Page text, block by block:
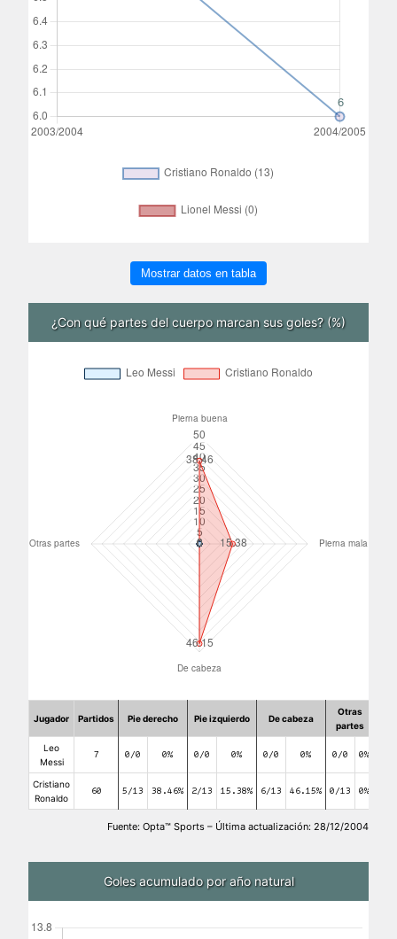
Mostrar datos en tabla
¿Con qué partes del cuerpo marcan sus goles? (%)
Jugador Partidos Pie derecho Pie izquierdo De cabeza
Otras
partes
Leo
Messi
7 0/0 0% 0/0 0% 0/0 0% 0/0 0%
Cristiano
Ronaldo
60 5/13 38.46% 2/13 15.38% 6/13 46.15% 0/13 0%
Fuente: Opta™ Sports – Última actualización: 28/12/2004
Goles acumulado por año natural